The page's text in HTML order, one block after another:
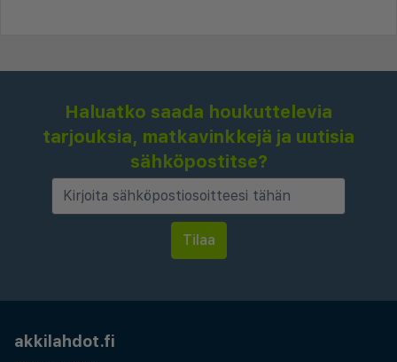
Haluatko saada houkuttelevia
tarjouksia, matkavinkkejä ja uutisia
sähköpostitse?
akkilahdot.fi